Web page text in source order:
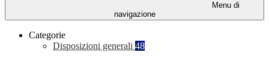
Menu di
navigazione
Categorie
Disposizioni generali 48